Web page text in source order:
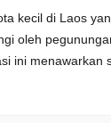
kecil di Laos
oleh
ini menawarkan